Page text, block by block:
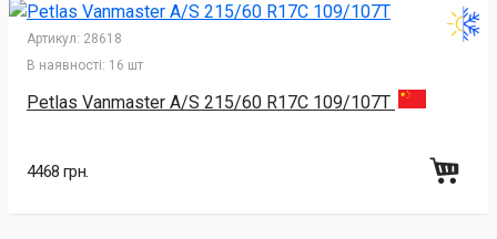
Артикул: 28618
В наявності: 16 шт
Petlas Vanmaster A/S 215/60 R17C 109/107T
4468 грн.